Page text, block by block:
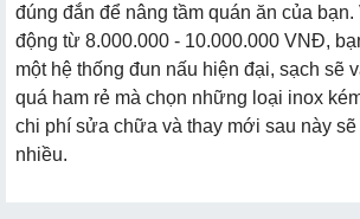
đúng đắn để nâng tầm quán ăn của
động từ 8.000.000 - 10.000.000 VNĐ,
một hệ thống đun nấu hiện đại, sạch sẽ
quá ham rẻ mà chọn những loại inox
chi phí sửa chữa và thay mới sau này
nhiều.